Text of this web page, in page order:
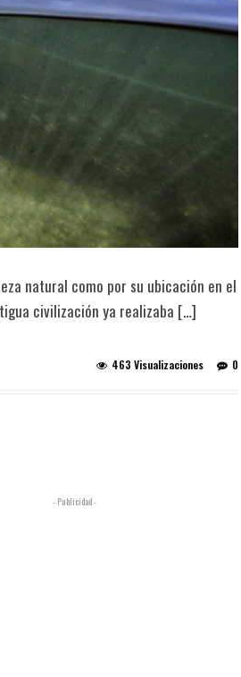
natural como por su ubicación en el
civilización ya realizaba […]
0
463 Visualizaciones
- Publicidad -